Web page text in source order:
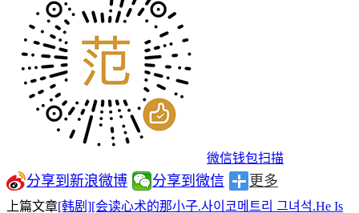
微信钱包扫描
分享到新浪微博 分享到微信 更多
上篇文章[韩剧][会读心术的那小子.사이코메트리 그녀석.He Is